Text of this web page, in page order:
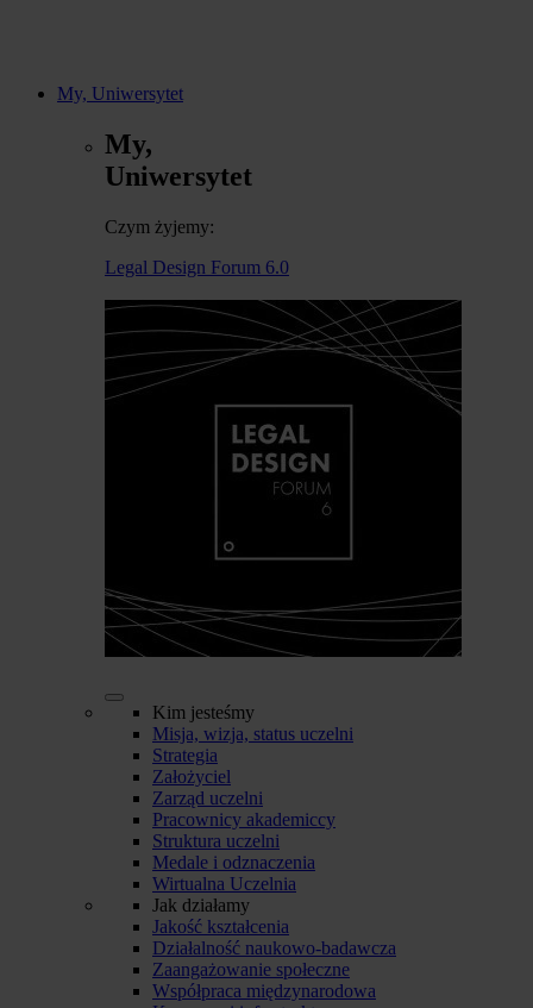
My, Uniwersytet
My,
Uniwersytet
Czym żyjemy:
Legal Design Forum 6.0
Kim jesteśmy
Misja, wizja, status uczelni
Strategia
Założyciel
Zarząd uczelni
Pracownicy akademiccy
Struktura uczelni
Medale i odznaczenia
Wirtualna Uczelnia
Jak działamy
Jakość kształcenia
Działalność naukowo-badawcza
Zaangażowanie społeczne
Współpraca międzynarodowa